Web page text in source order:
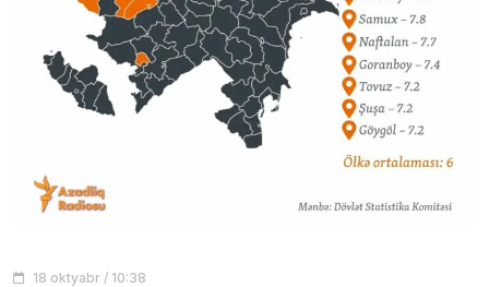
18 oktyabr / 10:38